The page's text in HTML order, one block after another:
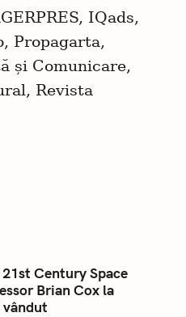
IQads,
Propagarta,
și Comunicare,
Revista
Century Space
Brian Cox la
vândut